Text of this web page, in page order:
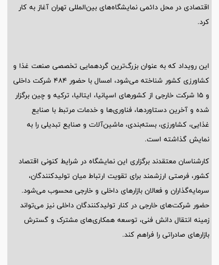
اقتصادی در محل دائمی نمایشگاه‌های بین‌المللی تهران آغاز به کار
کرد.
این رویداد که به عنوان بزرگ‌ترین گردهمایی تخصصی صنعت غذا و
کشاورزی کشور شناخته می‌شود، امسال با حضور 484 شرکت داخلی
و 15 شرکت خارجی از کشورهای اسپانیا، ایتالیا، ترکیه و چین برگزار
شده و آخرین دستاوردها، فناوری‌ها و خدمات مرتبط با صنایع
غذایی، کشاورزی، بسته‌بندی، ماشین‌آلات و صنایع تبدیلی را به
نمایش گذاشته است.
کارشناسان معتقدند برگزاری این نمایشگاه در شرایط کنونی اقتصاد
کشور، فرصتی ارزشمند برای تقویت ارتباط میان تولیدکنندگان،
سرمایه‌گذاران و فعالان بازارهای داخلی و خارجی محسوب می‌شود.
حضور شرکت‌های خارجی در کنار تولیدکنندگان داخلی نیز می‌تواند
زمینه انتقال دانش فنی، توسعه همکاری‌های مشترک و گسترش
بازارهای صادراتی را فراهم کند.